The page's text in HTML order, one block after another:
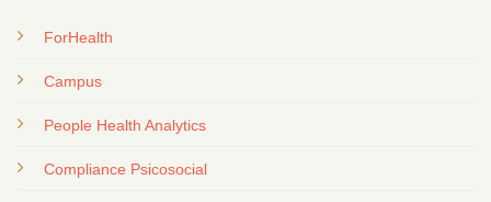
ForHealth
Campus
People Health Analytics
Compliance Psicosocial